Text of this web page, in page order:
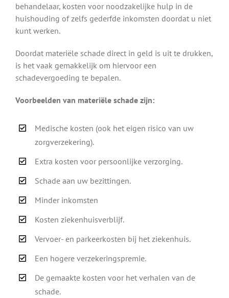
behandelaar, kosten voor noodzakelijke hulp in de
huishouding of zelfs gederfde inkomsten doordat u niet
kunt werken.
Doordat materiële schade direct in geld is uit te drukken,
is het vaak gemakkelijk om hiervoor een
schadevergoeding te bepalen.
Voorbeelden van materiële schade zijn:
Medische kosten (ook het eigen risico van uw
zorgverzekering).
Extra kosten voor persoonlijke verzorging.
Schade aan uw bezittingen.
Minder inkomsten
Kosten ziekenhuisverblijf.
Vervoer- en parkeerkosten bij het ziekenhuis.
Een hogere verzekeringspremie.
De gemaakte kosten voor het verhalen van de
schade.